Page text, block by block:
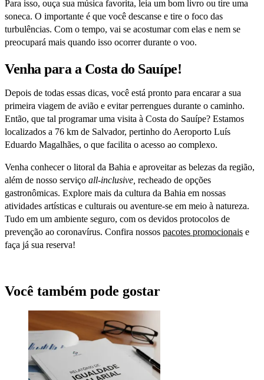
Para isso, ouça sua música favorita, leia um bom livro ou tire uma
soneca. O importante é que você descanse e tire o foco das
turbulências. Com o tempo, vai se acostumar com elas e nem se
preocupará mais quando isso ocorrer durante o voo.
Venha para a Costa do Sauípe!
Depois de todas essas dicas, você está pronto para encarar a sua
primeira viagem de avião e evitar perrengues durante o caminho.
Então, que tal programar uma visita à Costa do Sauípe? Estamos
localizados a 76 km de Salvador, pertinho do Aeroporto Luís
Eduardo Magalhães, o que facilita o acesso ao complexo.
Venha conhecer o litoral da Bahia e aproveitar as belezas da região,
além de nosso serviço all-inclusive, recheado de opções
gastronômicas. Explore mais da cultura da Bahia em nossas
atividades artísticas e culturais ou aventure-se em meio à natureza.
Tudo em um ambiente seguro, com os devidos protocolos de
prevenção ao coronavírus. Confira nossos pacotes promocionais e
faça já sua reserva!
Você também pode gostar